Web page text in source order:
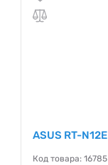
ASUS RT-N12E
Код товара: 16785